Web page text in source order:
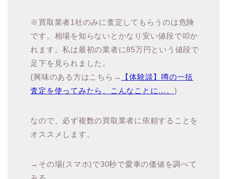
※買取業者1社のみに査定してもらうのは危険
です。相場を知らないとかなり安い値段で叩か
れます。私は最初の業者に85万円という値段で
足下を見られました。
(興味のある方はこちら→
【体験談】噂の一括
査定を使ってみたら、こんなことに…。 )
なので、必ず複数の買取業者に依頼することを
オススメします。
→その場(スマホ)で30秒で愛車の価値を調べて